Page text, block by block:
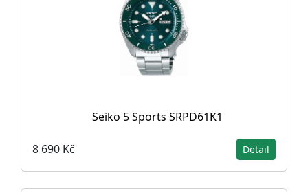
Seiko 5 Sports SRPD61K1
8 690 Kč Detail